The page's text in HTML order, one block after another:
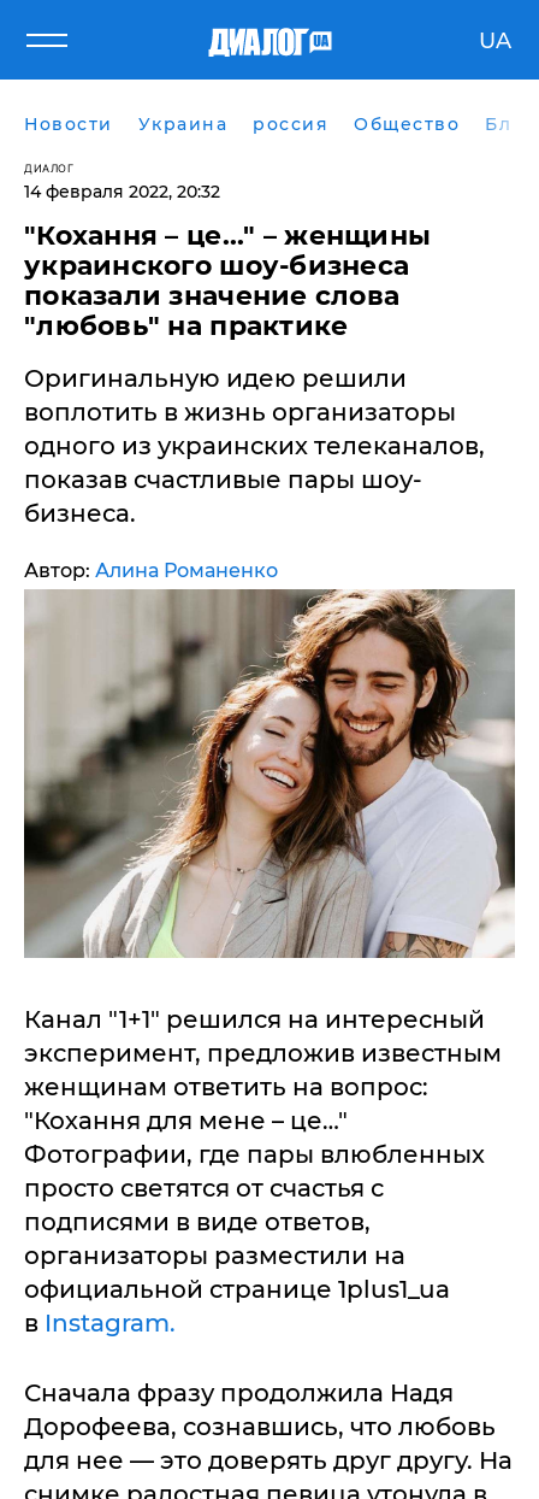
UA
Новости Украина россия Общество
ДИАЛОГ
14 февраля 2022, 20:32
"Кохання – це..." – женщины
украинского шоу-бизнеса
показали значение слова
"любовь" на практике
Оригинальную идею решили
воплотить в жизнь организаторы
одного из украинских телеканалов,
показав счастливые пары шоу-
бизнеса.
Автор: Алина Романенко
Канал "1+1" решился на интересный
эксперимент, предложив известным
женщинам ответить на вопрос:
"Кохання для мене – це…"
Фотографии, где пары влюбленных
просто светятся от счастья с
подписями в виде ответов,
организаторы разместили на
официальной странице 1plus1_ua
в Instagram.
Сначала фразу продолжила Надя
Дорофеева, сознавшись, что любовь
для нее — это доверять друг другу. На